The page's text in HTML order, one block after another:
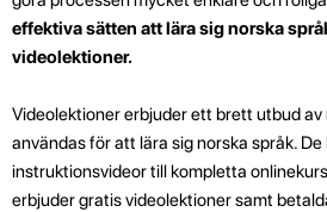
effektiva sätten att lära sig norska
videolektioner.
Videolektioner erbjuder ett brett utbud av
användas för att lära sig norska språk.
instruktionsvideor till kompletta
erbjuder gratis videolektioner samt